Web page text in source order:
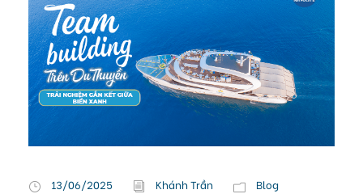
13/06/2025 Khánh Trần Blog